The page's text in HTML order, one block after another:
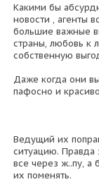
Какими бы
новости , агенты
большие важные
страны, любовь к
собственную
Даже когда они
пафосно и
Ведущий их
ситуацию. Правда
все через ж..пу, а
их поменять.